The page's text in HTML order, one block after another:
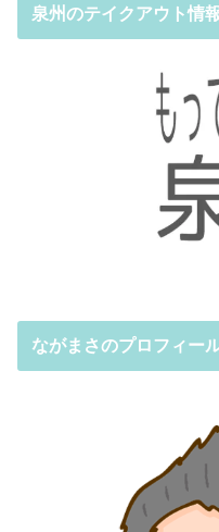
泉州のテイクアウト情
ながまさのプロフィー